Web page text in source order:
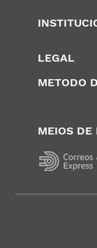
LEGAL
METODO
MEIOS DE